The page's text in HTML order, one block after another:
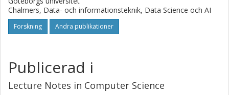
Chalmers, Data- och informationsteknik, Data Science och AI
Forskning Andra publikationer
Publicerad i
Lecture Notes in Computer Science